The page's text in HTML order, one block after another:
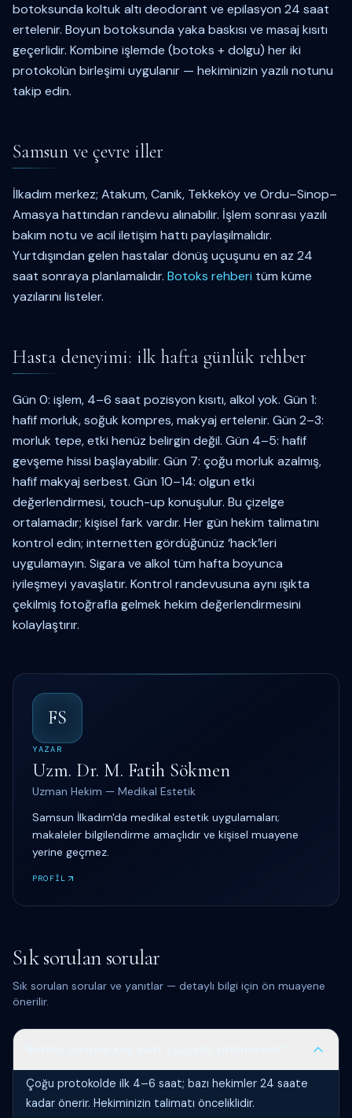
botoksunda koltuk altı deodorant ve epilasyon 24 saat
ertelenir. Boyun botoksunda yaka baskısı ve masaj kısıtı
geçerlidir. Kombine işlemde (botoks + dolgu) her iki
protokolün birleşimi uygulanır — hekiminizin yazılı notunu
takip edin.
Samsun ve çevre iller
İlkadım merkez; Atakum, Canik, Tekkeköy ve Ordu–Sinop–
Amasya hattından randevu alınabilir. İşlem sonrası yazılı
bakım notu ve acil iletişim hattı paylaşılmalıdır.
Yurtdışından gelen hastalar dönüş uçuşunu en az 24
saat sonraya planlamalıdır. Botoks rehberi tüm küme
yazılarını listeler.
Hasta deneyimi: ilk hafta günlük rehber
Gün 0: işlem, 4–6 saat pozisyon kısıtı, alkol yok. Gün 1:
hafif morluk, soğuk kompres, makyaj ertelenir. Gün 2–3:
morluk tepe, etki henüz belirgin değil. Gün 4–5: hafif
gevşeme hissi başlayabilir. Gün 7: çoğu morluk azalmış,
hafif makyaj serbest. Gün 10–14: olgun etki
değerlendirmesi, touch-up konuşulur. Bu çizelge
ortalamadır; kişisel fark vardır. Her gün hekim talimatını
kontrol edin; internetten gördüğünüz ‘hack’leri
uygulamayın. Sigara ve alkol tüm hafta boyunca
iyileşmeyi yavaşlatır. Kontrol randevusuna aynı ışıkta
çekilmiş fotoğrafla gelmek hekim değerlendirmesini
kolaylaştırır.
FS
YAZAR
Uzm. Dr. M. Fatih Sökmen
Uzman Hekim — Medikal Estetik
Samsun İlkadım'da medikal estetik uygulamaları;
makaleler bilgilendirme amaçlıdır ve kişisel muayene
yerine geçmez.
PROFİL
Sık sorulan sorular
Sık sorulan sorular ve yanıtlar — detaylı bilgi için ön muayene
önerilir.
Çoğu protokolde ilk 4–6 saat; bazı hekimler 24 saate
kadar önerir. Hekiminizin talimatı önceliklidir.